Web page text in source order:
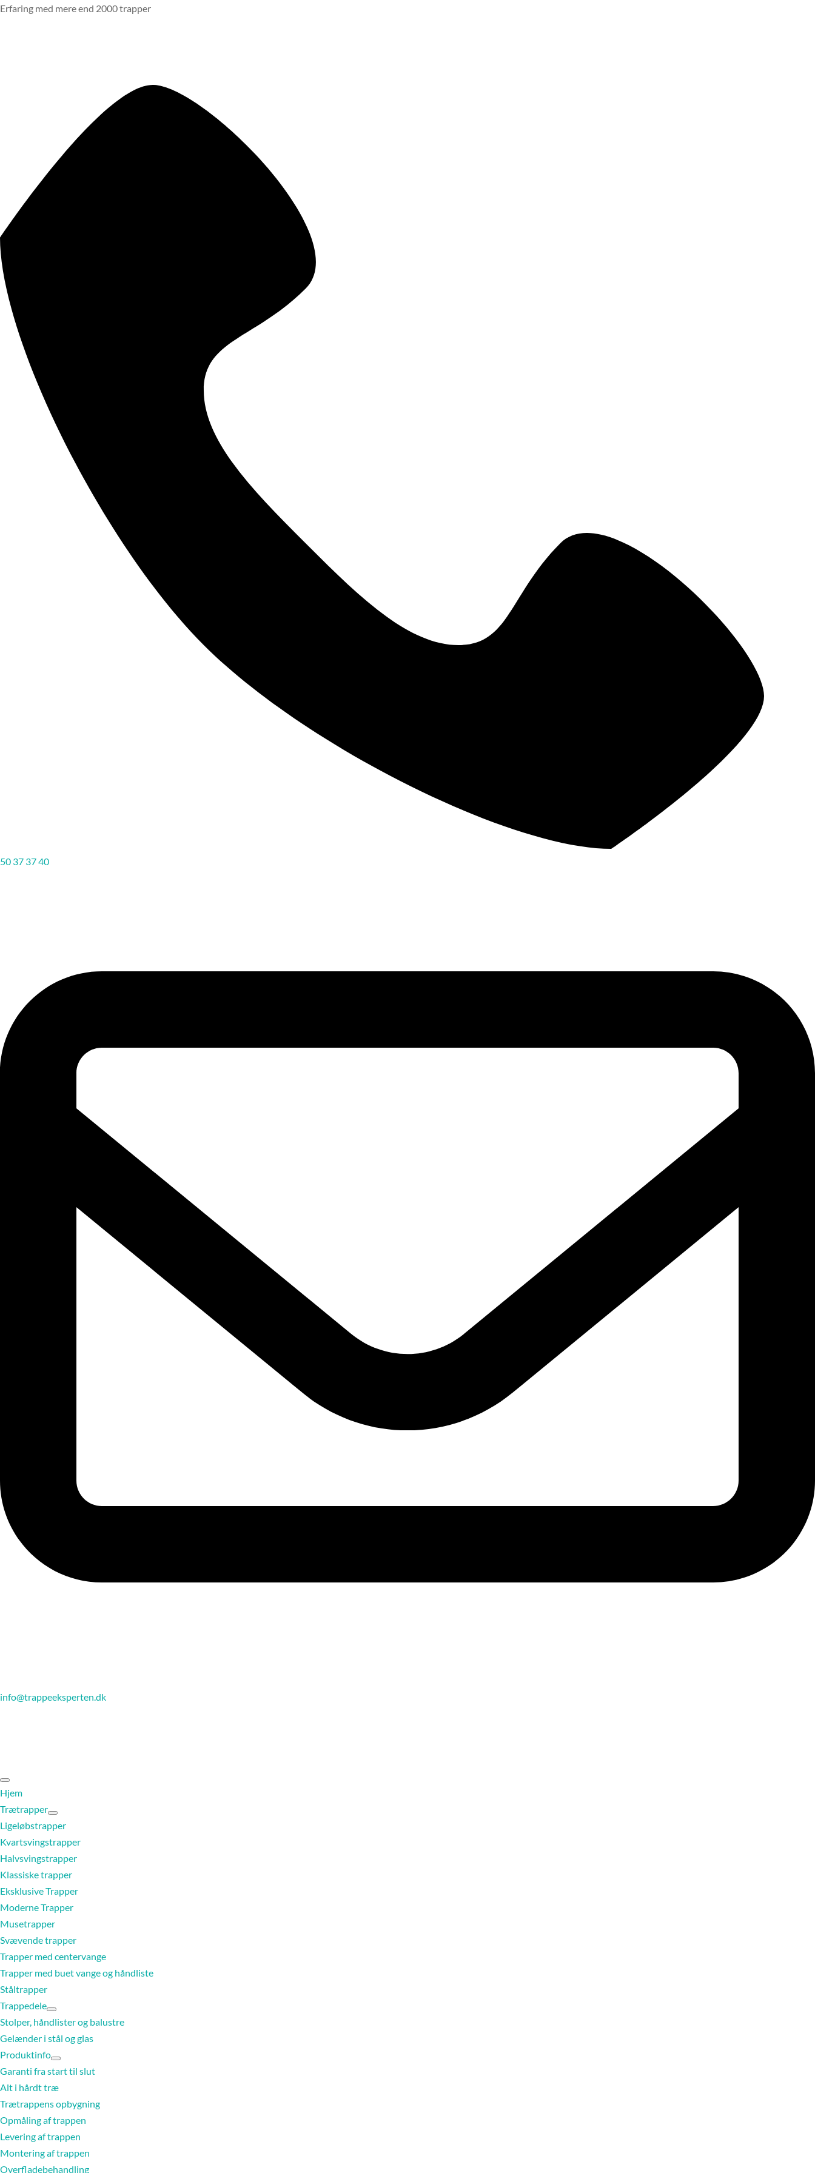
Erfaring med mere end 2000 trapper
50 37 37 40
info@trappeeksperten.dk
Hjem
Trætrapper
Ligeløbstrapper
Kvartsvingstrapper
Halvsvingstrapper
Klassiske trapper
Eksklusive Trapper
Moderne Trapper
Musetrapper
Svævende trapper
Trapper med centervange
Trapper med buet vange og håndliste
Ståltrapper
Trappedele
Stolper, håndlister og balustre
Gelænder i stål og glas
Produktinfo
Garanti fra start til slut
Alt i hårdt træ
Trætrappens opbygning
Opmåling af trappen
Levering af trappen
Montering af trappen
Overfladebehandling